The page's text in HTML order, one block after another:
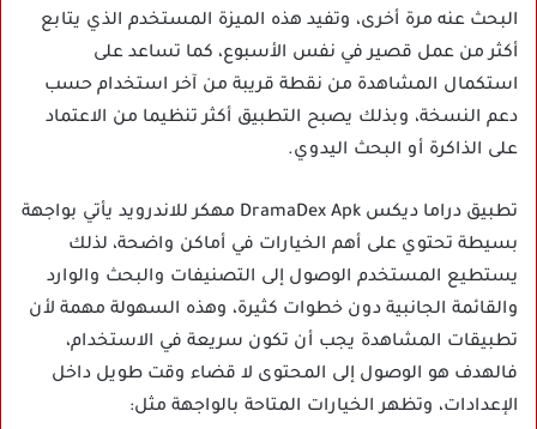
البحث عنه مرة أخرى، وتفيد هذه الميزة المستخدم الذي يتابع
أكثر من عمل قصير في نفس الأسبوع، كما تساعد على
استكمال المشاهدة من نقطة قريبة من آخر استخدام حسب
دعم النسخة، وبذلك يصبح التطبيق أكثر تنظيما من الاعتماد
على الذاكرة أو البحث اليدوي.
تطبيق دراما ديكس DramaDex Apk مهكر للاندرويد يأتي بواجهة
بسيطة تحتوي على أهم الخيارات في أماكن واضحة، لذلك
يستطيع المستخدم الوصول إلى التصنيفات والبحث والوارد
والقائمة الجانبية دون خطوات كثيرة، وهذه السهولة مهمة لأن
تطبيقات المشاهدة يجب أن تكون سريعة في الاستخدام،
فالهدف هو الوصول إلى المحتوى لا قضاء وقت طويل داخل
الإعدادات، وتظهر الخيارات المتاحة بالواجهة مثل: